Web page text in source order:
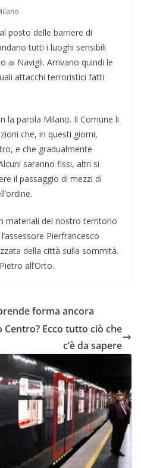
posto delle barriere di
tutti i luoghi sensibili
ai Navigli. Arrivano quindi le
attacchi terroristici fatti
la parola Milano. Il Comune li
che, in questi giorni,
e che gradualmente
saranno fissi, altri si
il passaggio di mezzi di
materiali del nostro territorio
Pierfrancesco
della città sulla sommità.
all’Orto.
forma ancora
Ecco tutto ciò che
c’è da sapere